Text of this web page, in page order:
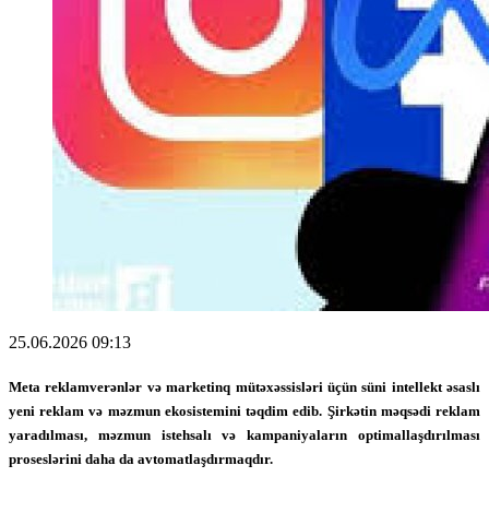
25.06.2026 09:13
Meta reklamverənlər və marketinq mütəxəssisləri üçün süni intellekt əsaslı
yeni reklam və məzmun ekosistemini təqdim edib. Şirkətin məqsədi reklam
yaradılması, məzmun istehsalı və kampaniyaların optimallaşdırılması
proseslərini daha da avtomatlaşdırmaqdır.